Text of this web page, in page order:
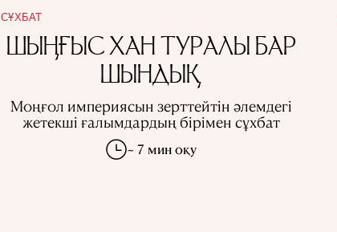
СҰХБАТ
ШЫҢҒЫС ХАН ТУРАЛЫ БАР
ШЫНДЫҚ
Моңғол империясын зерттейтін әлемдегі
жетекші ғалымдардың бірімен сұхбат
~ 7 мин оқу